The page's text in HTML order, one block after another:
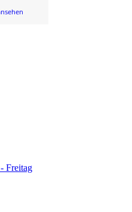
Freitag